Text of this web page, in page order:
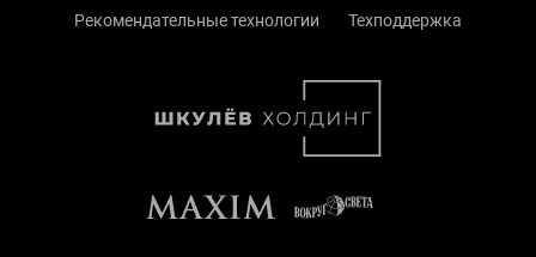
Рекомендательные технологии Техподдержка